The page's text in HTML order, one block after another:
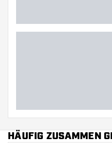
HÄUFIG ZUSAMMEN